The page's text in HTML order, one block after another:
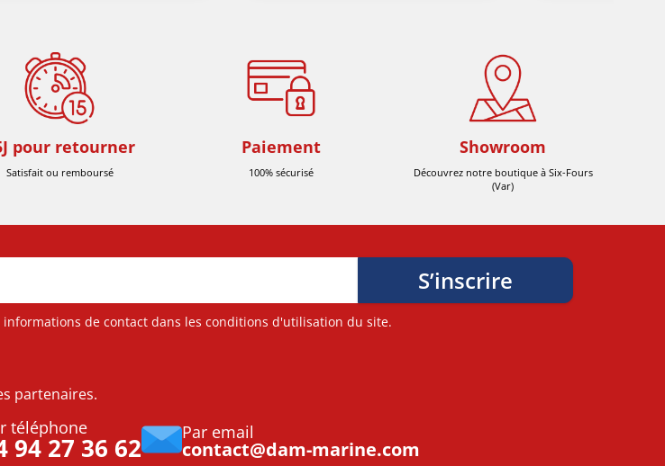
pour retourner
Satisfait ou remboursé
Paiement
100% sécurisé
Showroom
Découvrez notre boutique à Six-Fours
(Var)
de contact dans les conditions d'utilisation du site.
partenaires.
téléphone
94 27 36 62 Par email
contact@dam-marine.com